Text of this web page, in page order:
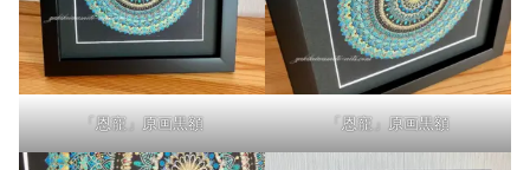
「恩寵」原画黒額 「恩寵」原画黒額